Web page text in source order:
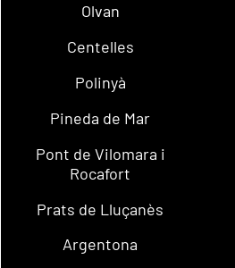
Olvan
Centelles
Polinyà
Pineda de Mar
Pont de Vilomara i
Rocafort
Prats de Lluçanès
Argentona